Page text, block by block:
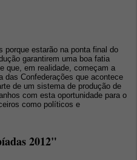
estarão na ponta final do
garantirem uma boa fatia
que, em realidade, começam a
das Confederações que acontece
de um sistema de produção de
com esta oportunidade para o
como políticos e
2012"